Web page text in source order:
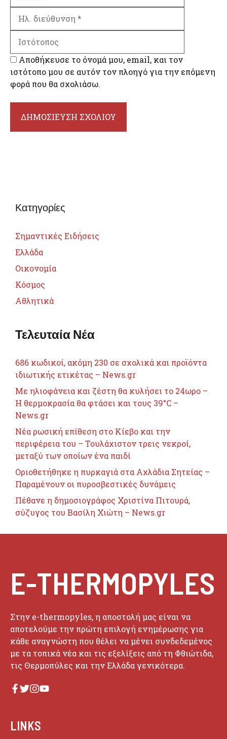
Αποθήκευσε το όνομά μου, email, και τον
ιστότοπο μου σε αυτόν τον πλοηγό για την επόμενη
φορά που θα σχολιάσω.
Κατηγορίες
Σημαντικές Ειδήσεις
Ελλάδα
Οικονομία
Κόσμος
Αθλητικά
Τελευταία Νέα
686 κωδικοί, ακόμη 230 σε σχολικά και προϊόντα
ιδιωτικής ετικέτας – News.gr
Με ηλιοφάνεια και ζέστη θα κυλήσει το 24ωρο –
Η θερμοκρασία θα φτάσει και τους 39°C –
News.gr
Nέα ρωσική επίθεση στο Κίεβο και την
περιφέρεια του – Τουλάχιστον τρεις νεκροί,
μεταξύ των οποίων ένα παιδί
Οριοθετήθηκε η πυρκαγιά στα Αχλάδια Σητείας –
Παραμένουν οι πυροσβεστικές δυνάμεις
Πέθανε η δημοσιογράφος Χριστίνα Πιτουρά,
σύζυγος του Βασίλη Χιώτη – News.gr
E-THERMOPYLES
Στην e-thermopyles, η αποστολή μας είναι να
αποτελούμε την πρώτη επιλογή ενημέρωσης για
κάθε αναγνώστη που θέλει να μένει συνδεδεμένος
με τα τοπικά νέα και τις εξελίξεις από τη Φθιώτιδα,
τις Θερμοπύλες και την Ελλάδα γενικότερα.
LINKS